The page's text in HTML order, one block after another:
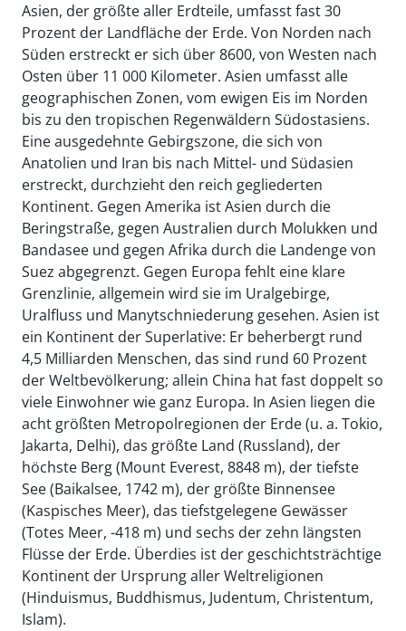
Asien, der größte aller Erdteile, umfasst fast 30
Prozent der Landfläche der Erde. Von Norden nach
Süden erstreckt er sich über 8600, von Westen nach
Osten über 11 000 Kilometer. Asien umfasst alle
geographischen Zonen, vom ewigen Eis im Norden
bis zu den tropischen Regenwäldern Südostasiens.
Eine ausgedehnte Gebirgszone, die sich von
Anatolien und Iran bis nach Mittel- und Südasien
erstreckt, durchzieht den reich gegliederten
Kontinent. Gegen Amerika ist Asien durch die
Beringstraße, gegen Australien durch Molukken und
Bandasee und gegen Afrika durch die Landenge von
Suez abgegrenzt. Gegen Europa fehlt eine klare
Grenzlinie, allgemein wird sie im Uralgebirge,
Uralfluss und Manytschniederung gesehen. Asien ist
ein Kontinent der Superlative: Er beherbergt rund
4,5 Milliarden Menschen, das sind rund 60 Prozent
der Weltbevölkerung; allein China hat fast doppelt so
viele Einwohner wie ganz Europa. In Asien liegen die
acht größten Metropolregionen der Erde (u. a. Tokio,
Jakarta, Delhi), das größte Land (Russland), der
höchste Berg (Mount Everest, 8848 m), der tiefste
See (Baikalsee, 1742 m), der größte Binnensee
(Kaspisches Meer), das tiefstgelegene Gewässer
(Totes Meer, -418 m) und sechs der zehn längsten
Flüsse der Erde. Überdies ist der geschichtsträchtige
Kontinent der Ursprung aller Weltreligionen
(Hinduismus, Buddhismus, Judentum, Christentum,
Islam).